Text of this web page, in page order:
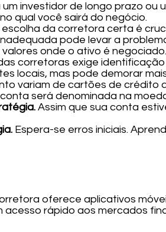
um investidor de longo prazo ou
qual você sairá do negócio.
escolha da corretora certa é
pode levar a
onde o ativo é negociado.
corretoras exige
locais, mas pode demorar
variam de cartões de crédito
será denominada na
Assim que sua conta
Espera-se erros iniciais.
oferece aplicativos
acesso rápido aos mercados